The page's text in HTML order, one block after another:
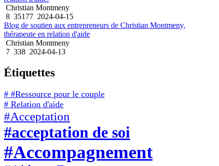
Christian Montmeny
8 35177 2024-04-15
Blog de soutien aux entrepreneurs de Christian Montmeny,
thérapeute en relation d'aide
Christian Montmeny
7 338 2024-04-13
Étiquettes
# #Ressource pour le couple
# Relation d'aide
#Acceptation
#acceptation de soi
#Accompagnement